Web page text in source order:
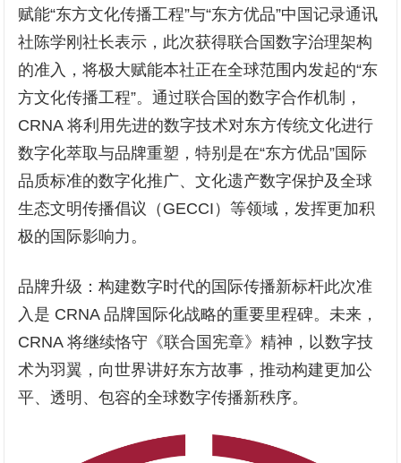
赋能“东方文化传播工程”与“东方优品”中国记录通讯
社陈学刚社长表示，此次获得联合国数字治理架构
的准入，将极大赋能本社正在全球范围内发起的“东
方文化传播工程”。通过联合国的数字合作机制，
CRNA 将利用先进的数字技术对东方传统文化进行
数字化萃取与品牌重塑，特别是在“东方优品”国际
品质标准的数字化推广、文化遗产数字保护及全球
生态文明传播倡议（GECCI）等领域，发挥更加积
极的国际影响力。
品牌升级：构建数字时代的国际传播新标杆此次准
入是 CRNA 品牌国际化战略的重要里程碑。未来，
CRNA 将继续恪守《联合国宪章》精神，以数字技
术为羽翼，向世界讲好东方故事，推动构建更加公
平、透明、包容的全球数字传播新秩序。